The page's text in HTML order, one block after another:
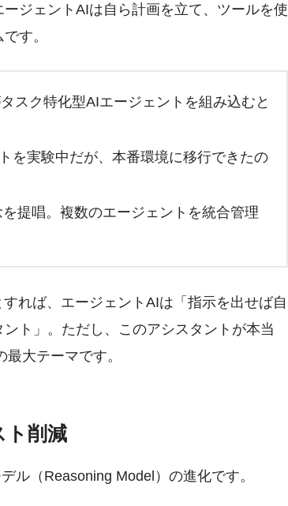
ジェントAIは自ら計画を立て、ツールを使
す。
スク特化型AIエージェントを組み込むと
を実験中だが、本番環境に移行できたの
提唱。複数のエージェントを統合管理
れば、エージェントAIは「指示を出せば自
ト」。ただし、このアシスタントが本当
大テーマです。
ト削減
ル（Reasoning Model）の進化です。